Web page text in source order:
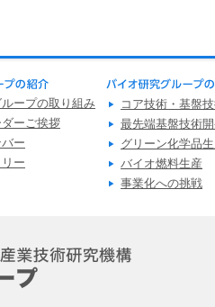
ープの取り組み
ーご挨拶
ー
ー
コア技術・基盤
最先端基盤技術
グリーン化学品
バイオ燃料生産
事業化への挑戦